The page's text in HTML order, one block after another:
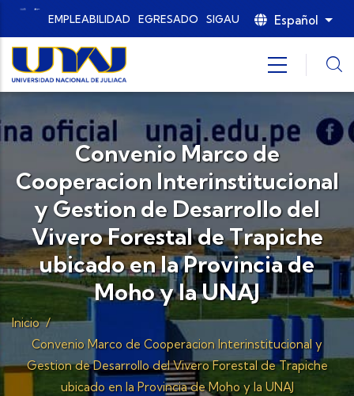
Pasar al contenido principal
EMPLEABILIDAD EGRESADO SIGAU Español
Convenio Marco de
Cooperacion Interinstitucional
y Gestion de Desarrollo del
Vivero Forestal de Trapiche
ubicado en la Provincia de
Moho y la UNAJ
Inicio /
Convenio Marco de Cooperacion Interinstitucional y
Gestion de Desarrollo del Vivero Forestal de Trapiche
ubicado en la Provincia de Moho y la UNAJ